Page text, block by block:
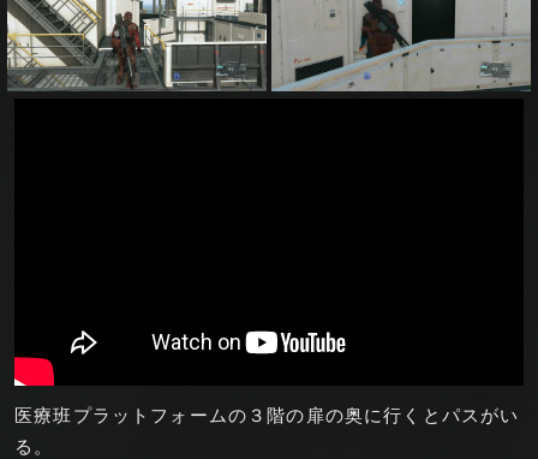
医療班プラットフォームの３階の扉の奥に行くとパスがい
る。